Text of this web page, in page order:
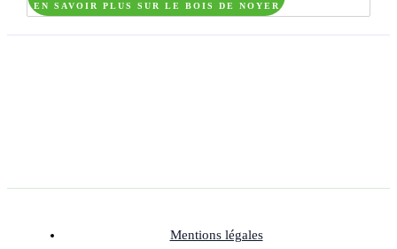
EN SAVOIR PLUS SUR LE BOIS DE NOYER
Mentions légales